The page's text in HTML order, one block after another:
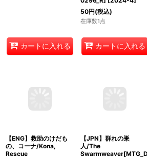
カートに入れる
50円(税込)
在庫数1点
カートに入れる